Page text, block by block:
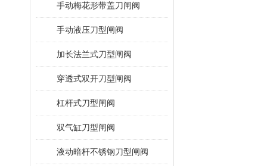
手动梅花形带盖刀闸阀
手动液压刀型闸阀
加长法兰式刀型闸阀
穿透式双开刀型闸阀
杠杆式刀型闸阀
双气缸刀型闸阀
液动暗杆不锈钢刀型闸阀